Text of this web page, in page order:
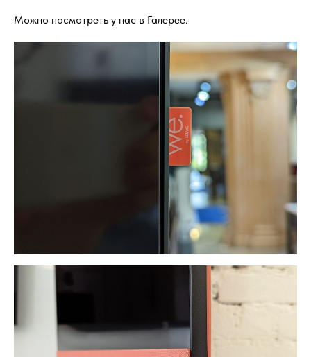
Можно посмотреть у нас в Галерее.